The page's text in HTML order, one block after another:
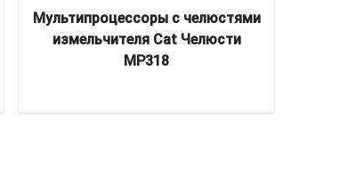
Мультипроцессоры с челюстями
измельчителя Cat Челюсти
MP318